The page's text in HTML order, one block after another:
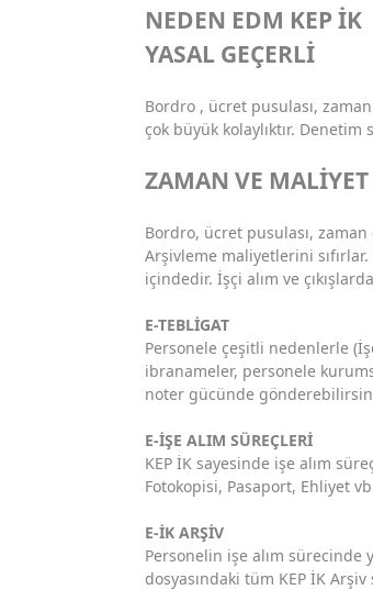
NEDEN EDM KEP İK
YASAL GEÇERLİ
Bordro , ücret pusulası,
çok büyük kolaylıktır.
ZAMAN VE
Bordro, ücret pusulası,
Arşivleme maliyetlerini
içindedir. İşçi alım ve
E-TEBLİGAT
Personele çeşitli nedenlerle
ibranameler, personele
noter gücünde
E-İŞE ALIM SÜREÇLERİ
KEP İK sayesinde işe alım
Fotokopisi, Pasaport, Ehliyet
E-İK ARŞİV
Personelin işe alım
dosyasındaki tüm KEP İK